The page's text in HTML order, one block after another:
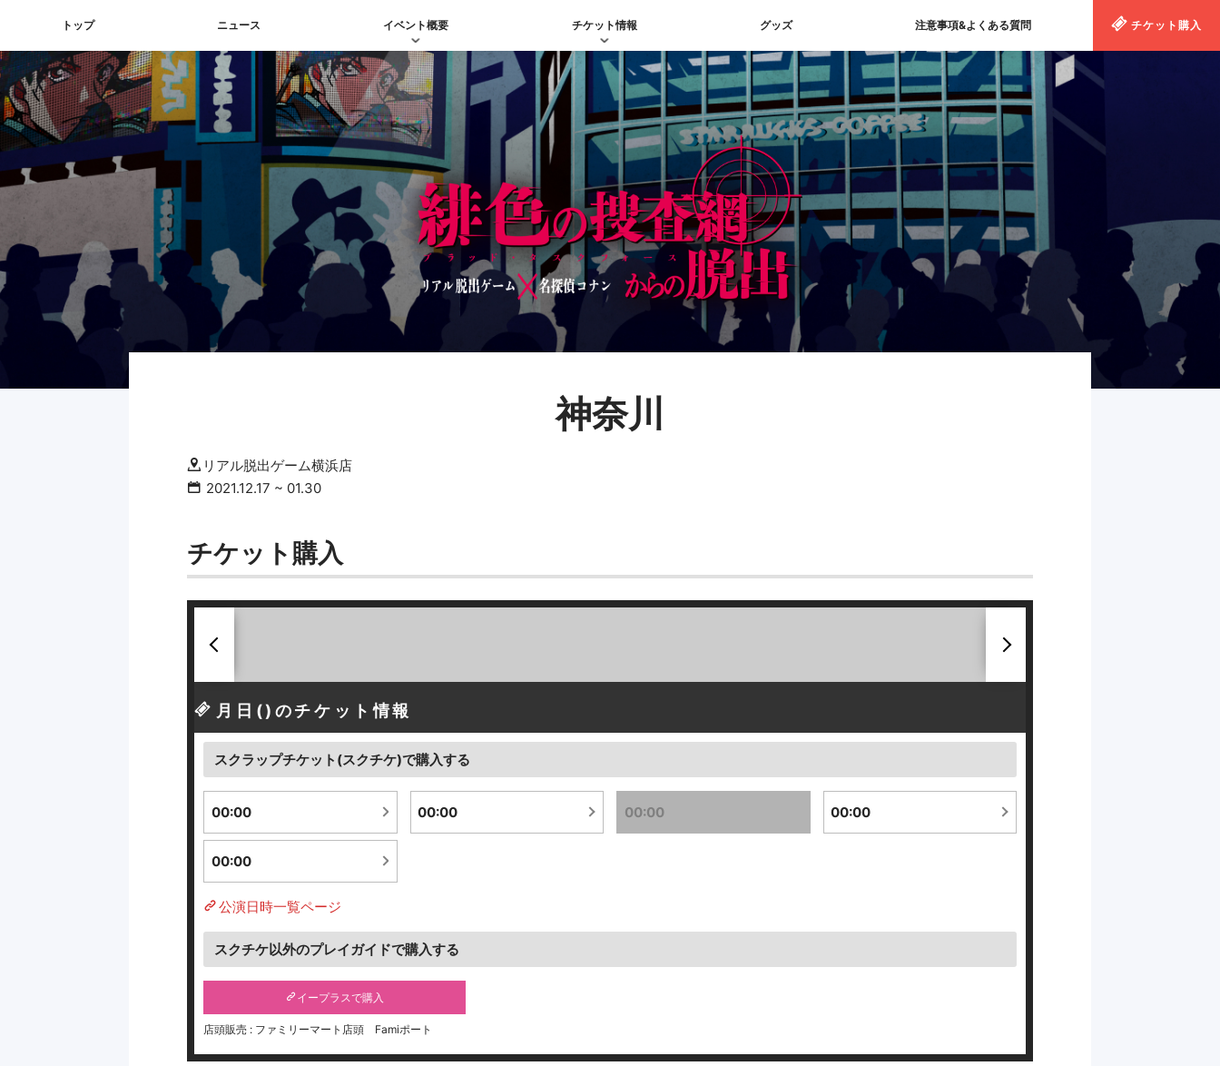
トップ ニュース イベント概要 チケット情報 グッズ 注意事項&よくある質問 チケット購入
神奈川
リアル脱出ゲーム横浜店
2021.12.17 ~ 01.30
チケット購入
月 日()のチケット情報
スクラップチケット(スクチケ)で購入する
00:00 00:00 00:00 00:00
00:00
公演日時一覧ページ
スクチケ以外のプレイガイドで購入する
イープラスで購入
店頭販売 : ファミリーマート店頭 Famiポート